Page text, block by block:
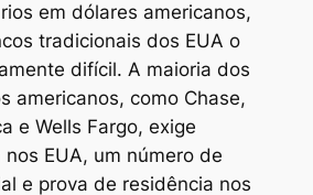
em dólares americanos,
tradicionais dos EUA o
difícil. A maioria dos
americanos, como Chase,
e Wells Fargo, exige
EUA, um número de
e prova de residência nos